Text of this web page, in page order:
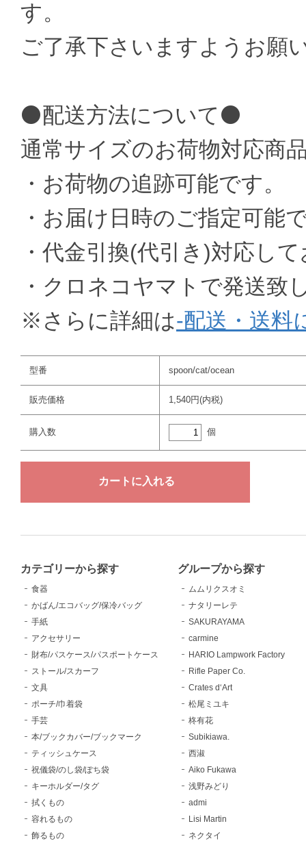
す。
ご了承下さいますようお願
⚫配送方法について⚫
通常サイズのお荷物対応商
・お荷物の追跡可能です。
・お届け日時のご指定可能
・代金引換(代引き)対応し
・クロネコヤマトで発送致
※さらに詳細は-配送・送料
型番 spoon/cat/ocean
販売価格 1,540円(内税)
購入数 個
カテゴリーから探す
食器
かばん/エコバッグ/保冷バッグ
手紙
アクセサリー
財布/パスケース/パスポートケース
ストール/スカーフ
文具
ポーチ/巾着袋
手芸
本/ブックカバー/ブックマーク
ティッシュケース
祝儀袋/のし袋/ぽち袋
キーホルダー/タグ
拭くもの
容れるもの
飾るもの
グループから探す
ムムリクスオミ
ナタリーレテ
SAKURAYAMA
carmine
HARIO Lampwork Factory
Rifle Paper Co.
Crates d‘Art
松尾ミユキ
柊有花
Subikiawa.
西淑
Aiko Fukawa
浅野みどり
admi
Lisi Martin
ネクタイ